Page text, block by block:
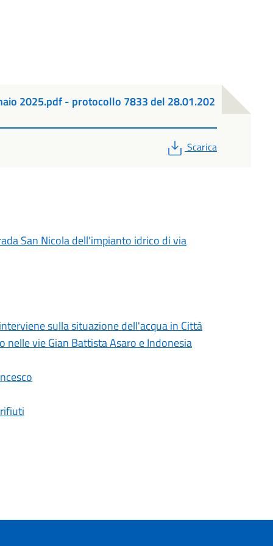
2025.pdf - protocollo 7833 del 28.01.202
PDF
Scarica
San Nicola dell'impianto idrico di via
sulla situazione dell'acqua in Città
vie Gian Battista Asaro e Indonesia